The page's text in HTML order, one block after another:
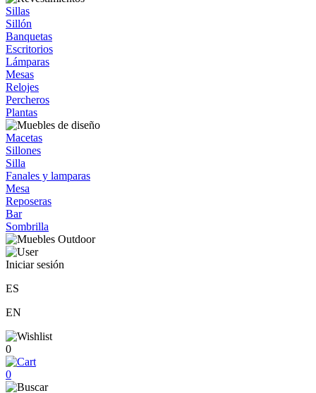
Sillas
Sillón
Banquetas
Escritorios
Lámparas
Mesas
Relojes
Percheros
Plantas
Macetas
Sillones
Silla
Fanales y lamparas
Mesa
Reposeras
Bar
Sombrilla
Iniciar sesión
ES
EN
0
0